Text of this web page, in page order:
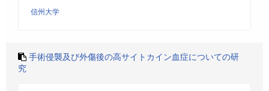
信州大学
手術侵襲及び外傷後の高サイトカイン血症についての研
究